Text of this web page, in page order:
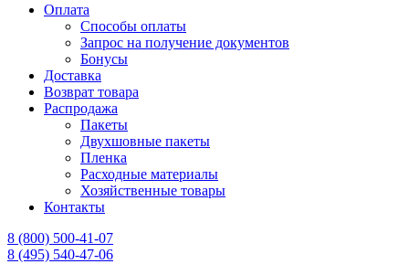
Оплата
Способы оплаты
Запрос на получение документов
Бонусы
Доставка
Возврат товара
Распродажа
Пакеты
Двухшовные пакеты
Пленка
Расходные материалы
Хозяйственные товары
Контакты
8 (800) 500-41-07
8 (495) 540-47-06